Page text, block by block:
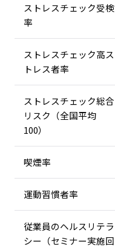
ストレスチェック受検
率
ストレスチェック高ス
トレス者率
ストレスチェック総合
リスク（全国平均
100）
喫煙率
運動習慣者率
従業員のヘルスリテラ
シー（セミナー実施回